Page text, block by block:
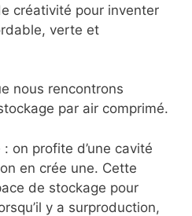
créativité pour inventer
verte et
nous rencontrons
par air comprimé.
on profite d’une cavité
en crée une. Cette
de stockage pour
y a surproduction,